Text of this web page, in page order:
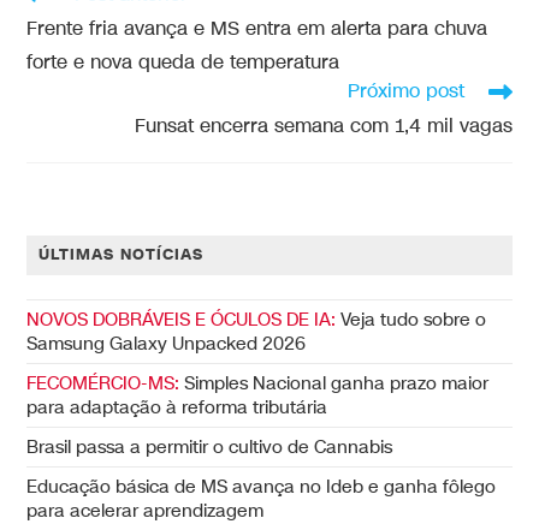
Frente fria avança e MS entra em alerta para chuva
forte e nova queda de temperatura
Próximo post
Funsat encerra semana com 1,4 mil vagas
ÚLTIMAS NOTÍCIAS
NOVOS DOBRÁVEIS E ÓCULOS DE IA: Veja tudo sobre o
Samsung Galaxy Unpacked 2026
FECOMÉRCIO-MS: Simples Nacional ganha prazo maior
para adaptação à reforma tributária
Brasil passa a permitir o cultivo de Cannabis
Educação básica de MS avança no Ideb e ganha fôlego
para acelerar aprendizagem